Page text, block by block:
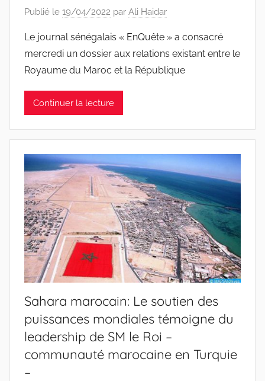
Publié le 19/04/2022 par Ali Haidar
Le journal sénégalais « EnQuête » a consacré
mercredi un dossier aux relations existant entre le
Royaume du Maroc et la République
Continuer la lecture
Sahara marocain: Le soutien des
puissances mondiales témoigne du
leadership de SM le Roi –
communauté marocaine en Turquie
–